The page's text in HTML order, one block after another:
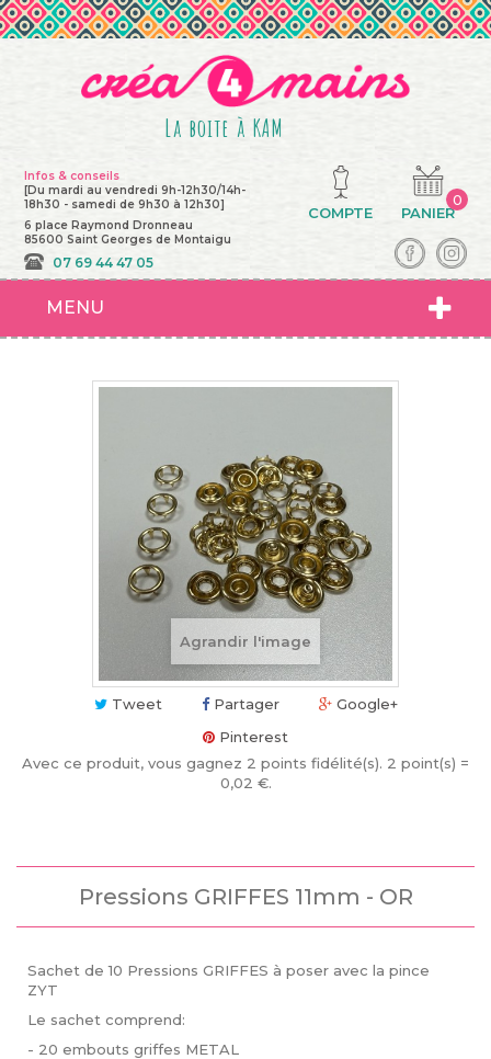
Infos & conseils
[Du mardi au vendredi 9h-12h30/14h-
18h30 - samedi de 9h30 à 12h30]
6 place Raymond Dronneau
85600 Saint Georges de Montaigu
07 69 44 47 05
La boite à KAM
PANIER
0
COMPTE
MENU
Agrandir l'image
Tweet Partager
Google+
Pinterest
Avec ce produit, vous gagnez 2 points fidélité(s). 2 point(s) =
0,02 €.
Pressions GRIFFES 11mm - OR
Sachet de 10 Pressions GRIFFES à poser avec la pince
ZYT
Le sachet comprend:
- 20 embouts griffes METAL